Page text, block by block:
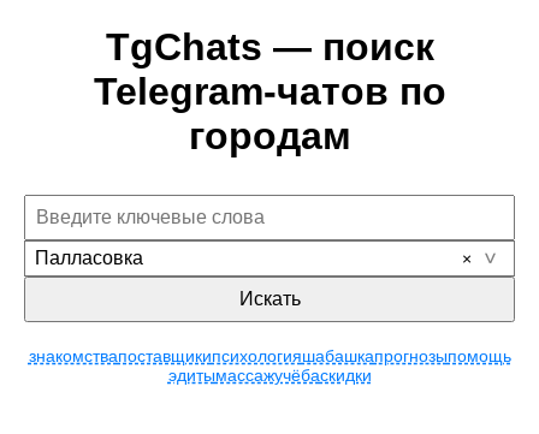
TgChats — поиск
Telegram-чатов по
городам
Палласовка
Искать
знакомствапоставщикипсихологияшабашкапрогнозыпомощь
эдитымассажучёбаскидки